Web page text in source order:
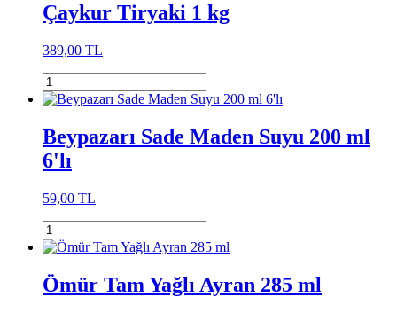
Çaykur Tiryaki 1 kg
389,00 TL
Beypazarı Sade Maden Suyu 200 ml
6'lı
59,00 TL
Ömür Tam Yağlı Ayran 285 ml